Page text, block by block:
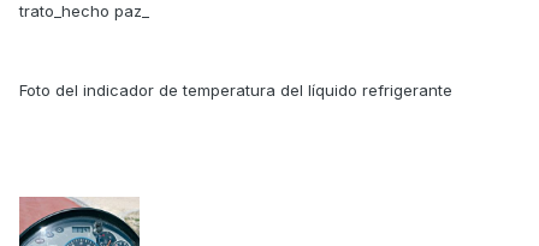
trato_hecho paz_
Foto del indicador de temperatura del líquido refrigerante